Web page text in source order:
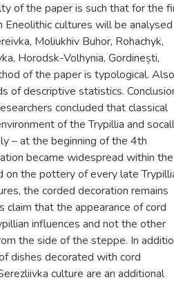
of the paper is such that for the
cultures will be analysed
Moliukhiv Buhor, Rohachyk,
Horodsk-Volhynia, Gordinești,
of the paper is typological.
of descriptive statistics.
concluded that classical
of the Trypillia and
– at the beginning of the 4th
became widespread within the
on the pottery of every late
the corded decoration remains
claim that the appearance of cord
influences and not the other
the side of the steppe. In
dishes decorated with cord
culture are an additional